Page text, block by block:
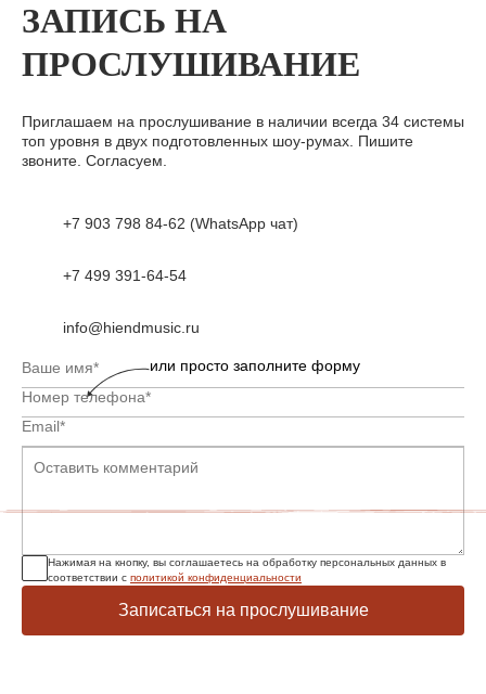
ЗАПИСЬ НА
ПРОСЛУШИВАНИЕ
Приглашаем на прослушивание в наличии всегда 34 системы
топ уровня в двух подготовленных шоу-румах. Пишите
звоните. Согласуем.
+7 903 798 84-62 (WhatsApp чат)
+7 499 391-64-54
info@hiendmusic.ru
Нажимая на кнопку, вы соглашаетесь на обработку персональных данных в
соответствии с политикой конфиденциальности
Записаться на прослушивание
или просто заполните форму